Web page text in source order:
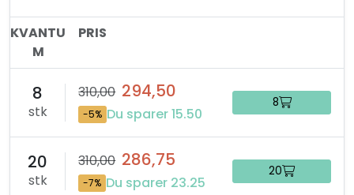
KVANTU
M
PRIS
8
stk
310,00 294,50
-5% Du sparer 15.50
8
20
stk
310,00 286,75
-7% Du sparer 23.25
20